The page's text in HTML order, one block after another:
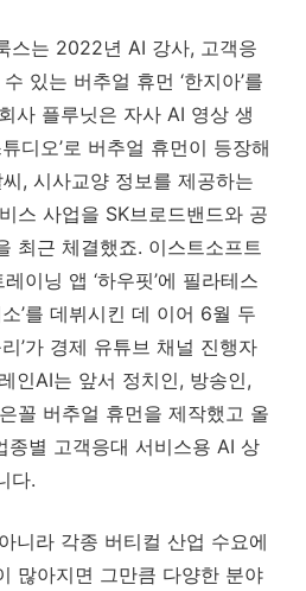
스는 2022년 AI 강사, 고객응
있는 버추얼 휴먼 ‘한지아’를
사 플루닛은 자사 AI 영상 생
디오’로 버추얼 휴먼이 등장해
, 시사교양 정보를 제공하는
스 사업을 SK브로드밴드와 공
최근 체결했죠. 이스트소프트
이닝 앱 ‘하우핏’에 필라테스
’를 데뷔시킨 데 이어 6월 두
’가 경제 유튜브 채널 진행자
인AI는 앞서 정치인, 방송인,
꼴 버추얼 휴먼을 제작했고 올
종별 고객응대 서비스용 AI 상
다.
니라 각종 버티컬 산업 수요에
많아지면 그만큼 다양한 분야